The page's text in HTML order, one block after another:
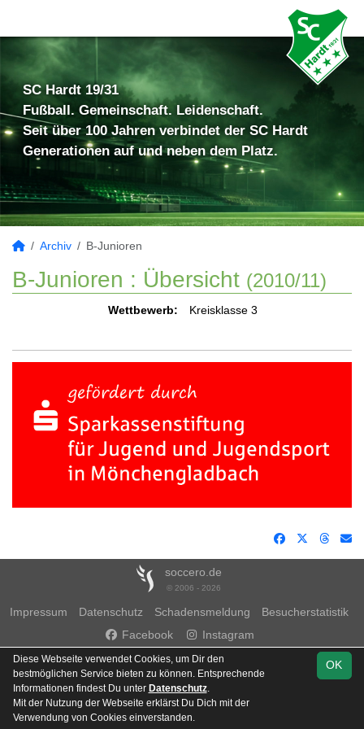
SC Hardt 19/31
Fußball. Gemeinschaft. Leidenschaft.
Seit über 100 Jahren verbindet der SC Hardt
Generationen auf und neben dem Platz.
Archiv B-Junioren
Team
B-Junioren : Übersicht (2010/11)
Wettbewerb: Kreisklasse 3
soccero.de
© 2006 - 2026
Impressum Datenschutz Schadensmeldung
Besucherstatistik
Facebook
Instagram
OK
Diese Webseite verwendet Cookies, um Dir den
bestmöglichen Service bieten zu können. Entsprechende
Informationen findest Du unter Datenschutz.
Mit der Nutzung der Webseite erklärst Du Dich mit der
Verwendung von Cookies einverstanden.